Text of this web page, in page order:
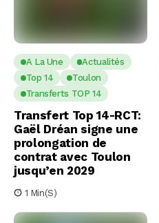
A La Une
Actualités
Top 14
Toulon
Transferts TOP 14
Transfert Top 14-RCT:
Gaël Dréan signe une
prolongation de
contrat avec Toulon
jusqu’en 2029
1 Min(s)